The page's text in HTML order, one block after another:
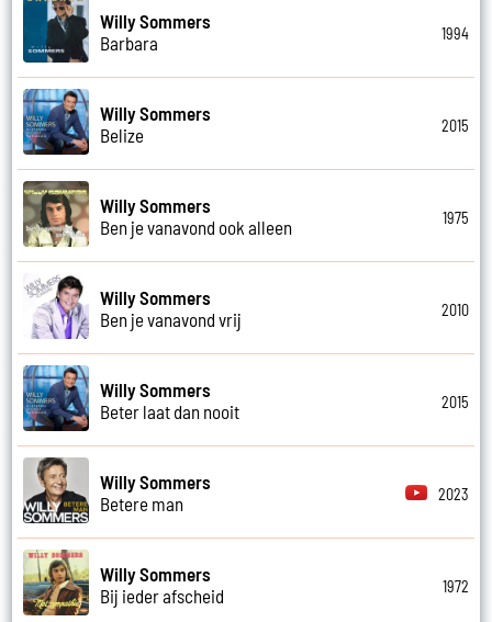
Willy Sommers
Barbara
1994
Willy Sommers
Belize
2015
Willy Sommers
Ben je vanavond ook alleen
1975
Willy Sommers
Ben je vanavond vrij
2010
Willy Sommers
Beter laat dan nooit
2015
Willy Sommers
Betere man
2023
Willy Sommers
Bij ieder afscheid
1972